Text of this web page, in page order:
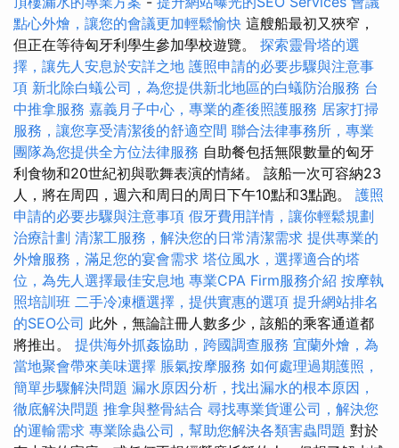
點心外燴，讓您的會議更加輕鬆愉快 這艘船最初又狹窄，
但正在等待匈牙利學生參加學校遊覽。 探索靈骨塔的選
擇，讓先人安息於安詳之地 護照申請的必要步驟與注意事
項 新北除白蟻公司，為您提供新北地區的白蟻防治服務 台
中推拿服務 嘉義月子中心，專業的產後照護服務 居家打掃
服務，讓您享受清潔後的舒適空間 聯合法律事務所，專業
團隊為您提供全方位法律服務 自助餐包括無限數量的匈牙
利食物和20世紀初與歌舞表演的情緒。 該船一次可容納23
人，將在周四，週六和周日的周日下午10點和3點跑。 護照
申請的必要步驟與注意事項 假牙費用詳情，讓你輕鬆規劃
治療計劃 清潔工服務，解決您的日常清潔需求 提供專業的
外燴服務，滿足您的宴會需求 塔位風水，選擇適合的塔
位，為先人選擇最佳安息地 專業CPA Firm服務介紹 按摩執
照培訓班 二手冷凍櫃選擇，提供實惠的選項 提升網站排名
的SEO公司 此外，無論註冊人數多少，該船的乘客通道都
將推出。 提供海外抓姦協助，跨國調查服務 宜蘭外燴，為
當地聚會帶來美味選擇 脹氣按摩服務 如何處理過期護照，
簡單步驟解決問題 漏水原因分析，找出漏水的根本原因，
徹底解決問題 推拿與整骨結合 尋找專業貨運公司，解決您
的運輸需求 專業除蟲公司，幫助您解決各類害蟲問題 對於